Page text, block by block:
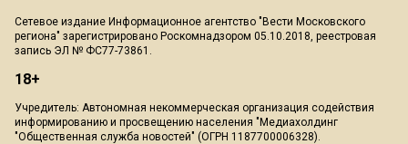
Сетевое издание Информационное агентство "Вести Московского
региона" зарегистрировано Роскомнадзором 05.10.2018, реестровая
запись ЭЛ № ФС77-73861.
18+
Учредитель: Автономная некоммерческая организация содействия
информированию и просвещению населения "Медиахолдинг
"Общественная служба новостей" (ОГРН 1187700006328).